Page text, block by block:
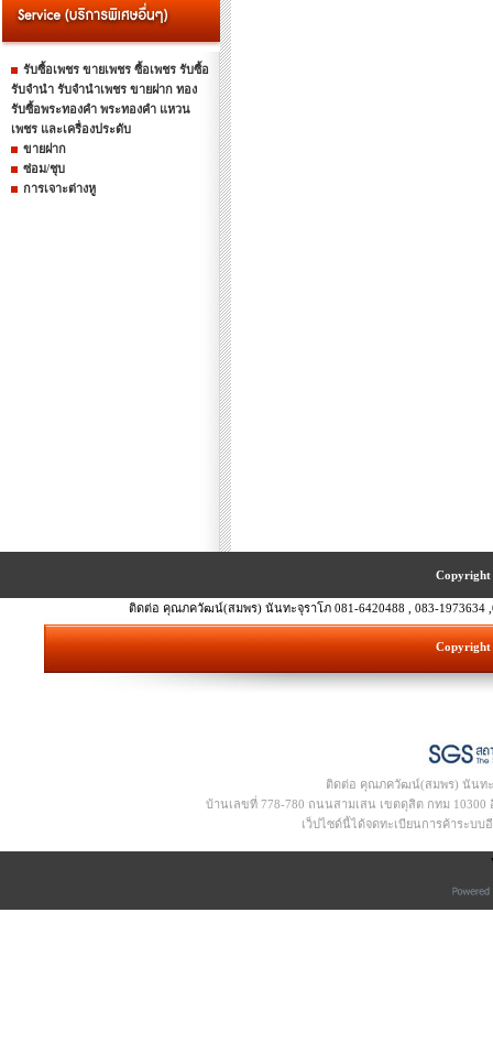
รับซื้อเพชร ขายเพชร ซื้อเพชร รับซื้อ
รับจำนำ รับจำนำเพชร ขายฝาก ทอง
รับซื้อพระทองคำ พระทองคำ แหวน
เพชร และเครื่องประดับ
ขายฝาก
ซ่อม/ชุบ
การเจาะต่างหู
Copyright
ติดต่อ คุณภควัฒน์(สมพร) นันทะจุราโภ 081-6420488 , 083-1973634
Copyright
ติดต่อ คุณภควัฒน์(สมพร) นันทะจุ
บ้านเลขที่ 778-780 ถนนสามเสน เขตดุสิต กทม 10300 อี
เว็ปไซด์นี้ได้จดทะเบียนการค้าระบบ